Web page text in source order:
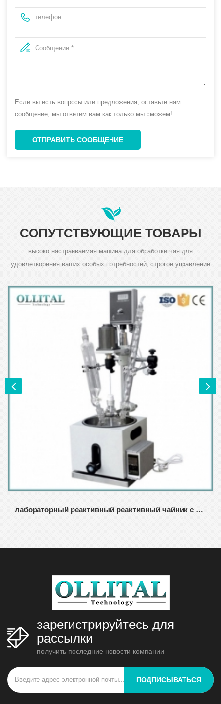
Если вы есть вопросы или предложения, оставьте нам
сообщение, мы ответим вам как только мы сможем!
ОТПРАВИТЬ СООБЩЕНИЕ
СОПУТСТВУЮЩИЕ ТОВАРЫ
высоко настраиваемая машина для обработки чая для
удовлетворения ваших особых потребностей, строгое управление
лабораторный реактивный реактивный чайник с небольшим объемом
зарегистрируйтесь для
рассылки
получить последние новости компании
ПОДПИСЫВАТЬСЯ